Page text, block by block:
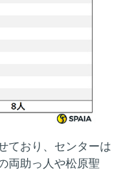
ており、センターは
両助っ人や松原聖